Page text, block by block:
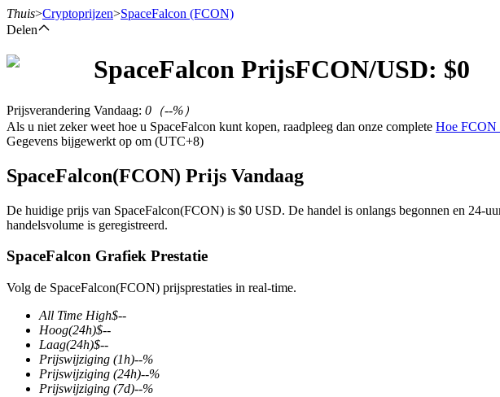
Termijncontracten
Thuis>Cryptoprijzen>SpaceFalcon (FCON)
Delen
SpaceFalcon PrijsFCON/USD: $0
Prijsverandering Vandaag: 0 （--%）
Als u niet zeker weet hoe u SpaceFalcon kunt kopen, raadpleeg dan onze complete Hoe FCON
Gegevens bijgewerkt op om (UTC+8)
SpaceFalcon(FCON) Prijs Vandaag
De huidige prijs van SpaceFalcon(FCON) is $0 USD. De handel is onlangs begonnen en 24-
handelsvolume is geregistreerd.
SpaceFalcon Grafiek Prestatie
Volg de SpaceFalcon(FCON) prijsprestaties in real-time.
All Time High$--
Hoog(24h)$--
Laag(24h)$--
Prijswijziging (1h)--%
Prijswijziging (24h)--%
Prijswijziging (7d)--%